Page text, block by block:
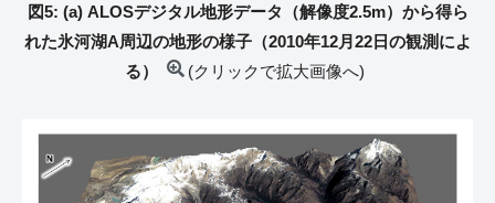
図5: (a) ALOSデジタル地形データ（解像度2.5m）から得ら
れた氷河湖A周辺の地形の様子（2010年12月22日の観測によ
る）
(クリックで拡大画像へ)